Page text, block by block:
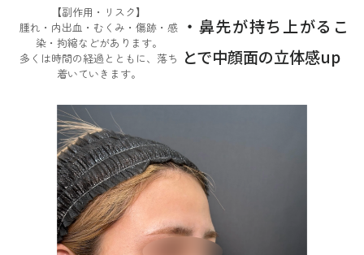
【副作用・リスク】
腫れ・内出血・むくみ・傷跡・感
染・拘縮などがあります。
多くは時間の経過とともに、落ち
着いていきます。
・鼻先が持ち上がるこ
とで中顔面の立体感up